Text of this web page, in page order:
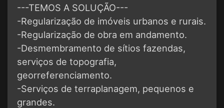
---TEMOS A SOLUÇÃO---
-Regularização de imóveis urbanos e rurais.
-Regularização de obra em andamento.
-Desmembramento de sítios fazendas,
serviços de topografia,
georreferenciamento.
-Serviços de terraplanagem, pequenos e
grandes.